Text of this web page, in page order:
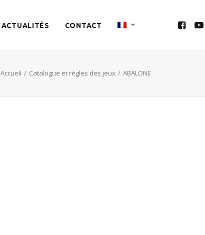
ACTUALITÉS CONTACT
Accueil Catalogue et règles des jeux ABALONE